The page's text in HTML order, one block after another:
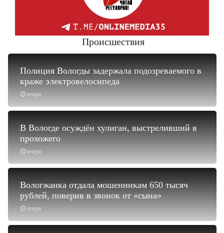
Происшествия
вчера
Полиция Вологды задержала подозреваемого в
краже электровелосипеда
вчера
В Вологде осуждён хулиган, выстреливший в
прохожего
вчера
Вологжанка отдала мошенникам 650 тысяч
рублей, поверив в звонок от «сына»